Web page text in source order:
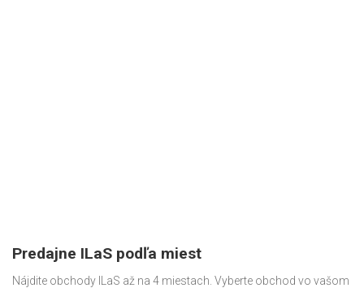
Predajne ILaS podľa miest
Nájdite obchody ILaS až na 4 miestach. Vyberte obchod vo vašom